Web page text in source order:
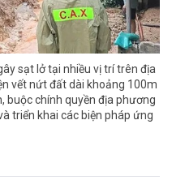
sạt lở tại nhiều vị trí trên địa
vết nứt đất dài khoảng 100m
buộc chính quyền địa phương
triển khai các biện pháp ứng